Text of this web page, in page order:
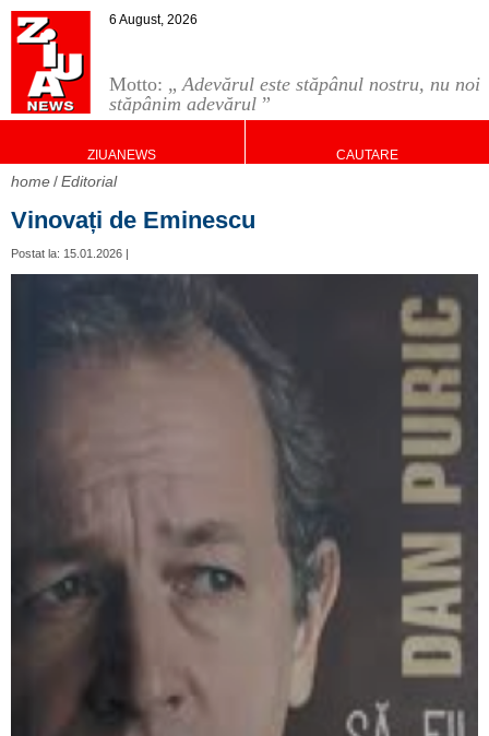
Motto: „Adevărul este stăpânul nostru, nu noi
stăpânim adevărul ”
6 August, 2026
ZIUANEWS CAUTARE
home Editorial
Vinovați de Eminescu
Postat la: 15.01.2026 |